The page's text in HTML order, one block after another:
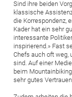
Sind ihre beiden
klassische
die Korres­pondenz,
Kader hat ein sehr
interessante
inspirierend.» Fast
Chefs auch oft weg,
sind. Auf einer
beim
sehr gutes